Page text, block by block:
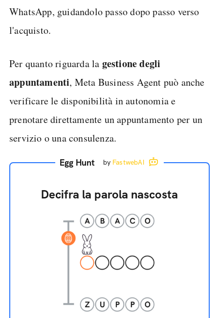
WhatsApp, guidandolo passo dopo passo verso
l'acquisto.
Per quanto riguarda la gestione degli
appuntamenti, Meta Business Agent può anche
verificare le disponibilità in autonomia e
prenotare direttamente un appuntamento per un
servizio o una consulenza.
Egg Hunt by FastwebAI
Decifra la parola nascosta